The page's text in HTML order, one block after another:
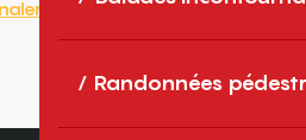
Randonnées
une erreur